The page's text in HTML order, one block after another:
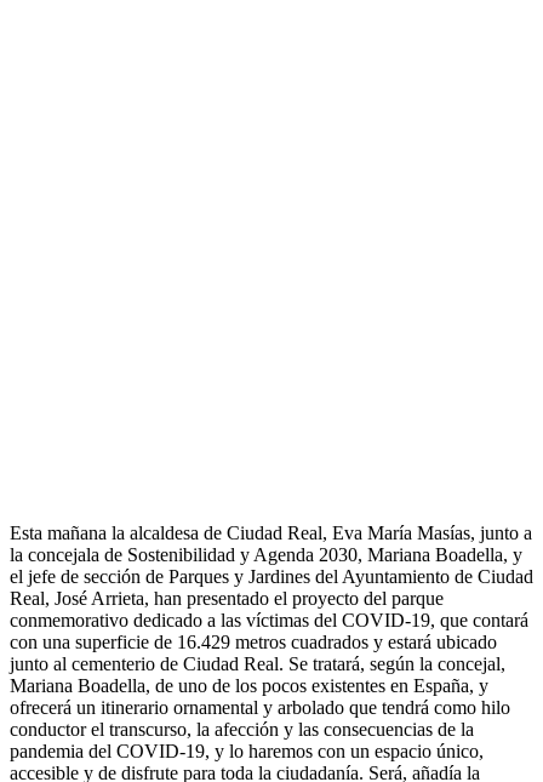
Esta mañana la alcaldesa de Ciudad Real, Eva María Masías, junto a
la concejala de Sostenibilidad y Agenda 2030, Mariana Boadella, y
el jefe de sección de Parques y Jardines del Ayuntamiento de Ciudad
Real, José Arrieta, han presentado el proyecto del parque
conmemorativo dedicado a las víctimas del COVID-19, que contará
con una superficie de 16.429 metros cuadrados y estará ubicado
junto al cementerio de Ciudad Real. Se tratará, según la concejal,
Mariana Boadella, de uno de los pocos existentes en España, y
ofrecerá un itinerario ornamental y arbolado que tendrá como hilo
conductor el transcurso, la afección y las consecuencias de la
pandemia del COVID-19, y lo haremos con un espacio único,
accesible y de disfrute para toda la ciudadanía. Será, añadía la